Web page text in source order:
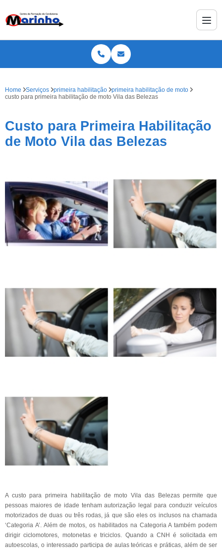
Home Serviços primeira habilitação
primeira habilitação de moto
custo para primeira habilitação de moto Vila das Belezas
Custo para Primeira Habilitação
de Moto Vila das Belezas
A custo para primeira habilitação de moto Vila das Belezas permite que
pessoas maiores de idade tenham autorização legal para conduzir veículos
motorizados de duas ou três rodas, já que são eles os inclusos na chamada
‘Categoria A’. Além de motos, os habilitados na Categoria A também podem
dirigir ciclomotores, motonetas e triciclos. Quando a CNH é solicitada em
autoescolas, o interessado participa de aulas teóricas e práticas, além de ser